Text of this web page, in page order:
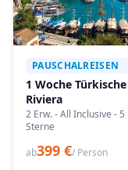
PAUSCHALREISEN
1 Woche Türkische
Riviera
2 Erw. - All Inclusive - 5
Sterne
ab399 €/ Person